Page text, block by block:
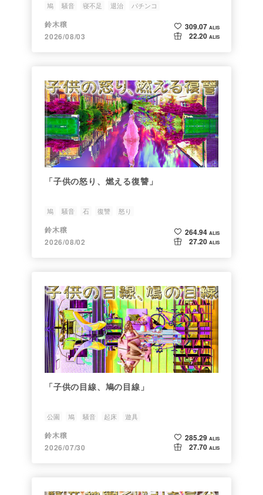
鳩 騒音 寝不足 退治 パチンコ
鈴木穣
2026/08/03
309.07 ALIS
22.20 ALIS
「子供の怒り、燃える復讐」
鳩 騒音 石 復讐 怒り
鈴木穣
2026/08/02
264.94 ALIS
27.20 ALIS
「子供の目線、鳩の目線」
公園 鳩 騒音 起床 遊具
鈴木穣
2026/07/30
285.29 ALIS
27.70 ALIS